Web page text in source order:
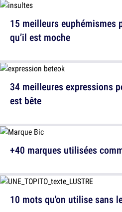
15 meilleurs euphémismes
qu’il est moche
+40 marques utilisées
34 meilleures expressions
est bête
10 mots qu'on utilise sans